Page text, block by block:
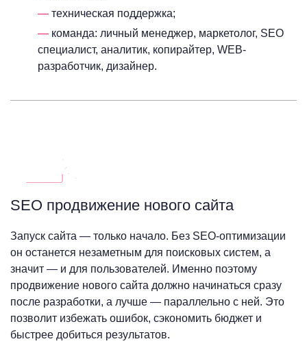
техническая поддержка;
команда: личный менеджер, маркетолог, SEO
специалист, аналитик, копирайтер, WEB-
разработчик, дизайнер.
SEO продвижение нового сайта
Запуск сайта — только начало. Без SEO-оптимизации
он останется незаметным для поисковых систем, а
значит — и для пользователей. Именно поэтому
продвижение нового сайта должно начинаться сразу
после разработки, а лучше — параллельно с ней. Это
позволит избежать ошибок, сэкономить бюджет и
быстрее добиться результатов.